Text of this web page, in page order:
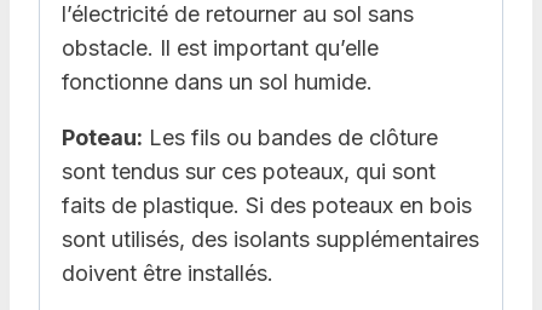
l’électricité de retourner au sol sans
obstacle. Il est important qu’elle
fonctionne dans un sol humide.
Poteau: Les fils ou bandes de clôture
sont tendus sur ces poteaux, qui sont
faits de plastique. Si des poteaux en bois
sont utilisés, des isolants supplémentaires
doivent être installés.